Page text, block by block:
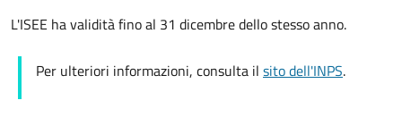
L'ISEE ha validità fino al 31 dicembre dello stesso anno.
Per ulteriori informazioni, consulta il sito dell'INPS.